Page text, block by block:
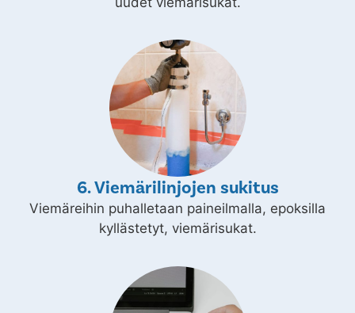
6. Viemärilinjojen sukitus
Viemäreihin puhalletaan paineilmalla, epoksilla
kyllästetyt, viemärisukat.